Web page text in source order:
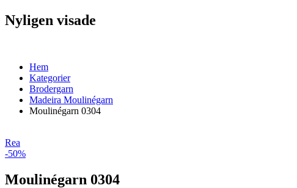
Nyligen visade
Hem
Kategorier
Brodergarn
Madeira Moulinégarn
Moulinégarn 0304
Rea
-50%
Moulinégarn 0304